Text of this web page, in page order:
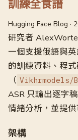
訓練全食譜
Hugging Face Blog ·
研究者
一個支援俄語與
的訓練資料、程
（
ASR 只輸出逐字
情緒分析，並提
架構